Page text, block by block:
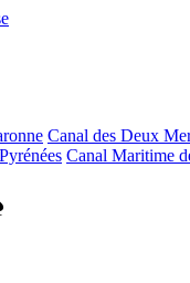
Canal des Deux
Canal Maritime